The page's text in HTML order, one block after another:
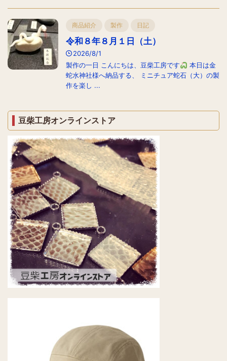
商品紹介 製作 日記
令和８年８月１日（土）
2026/8/1
製作の一日 こんにちは、豆柴工房です
本日は金
蛇水神社様へ納品する、 ミニチュア蛇石（大）の製
作を楽し ...
豆柴工房オンラインストア